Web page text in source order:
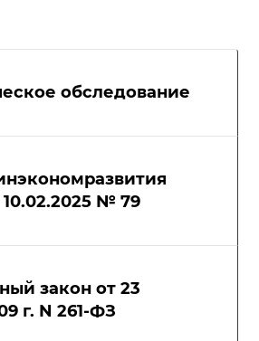
обследование
№ 79
закон от 23
г. N 261-ФЗ